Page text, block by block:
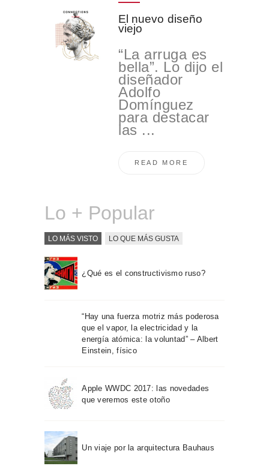
El nuevo diseño
viejo
“La arruga es
bella”. Lo dijo el
diseñador
Adolfo
Domínguez
para destacar
las ...
READ MORE
Lo + Popular
LO MÁS VISTO LO QUE MÁS GUSTA
¿Qué es el constructivismo ruso?
“Hay una fuerza motriz más poderosa
que el vapor, la electricidad y la
energía atómica: la voluntad” – Albert
Einstein, físico
Apple WWDC 2017: las novedades
que veremos este otoño
Un viaje por la arquitectura Bauhaus